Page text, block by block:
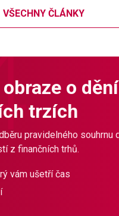
VŠECHNY ČLÁNKY
o
trzích
pravidelného souhrnu
z finančních trhů.
vám ušetří čas